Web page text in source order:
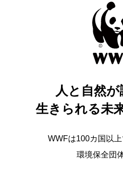
人と自然
生きられる未
WWFは100カ国以
環境保全団